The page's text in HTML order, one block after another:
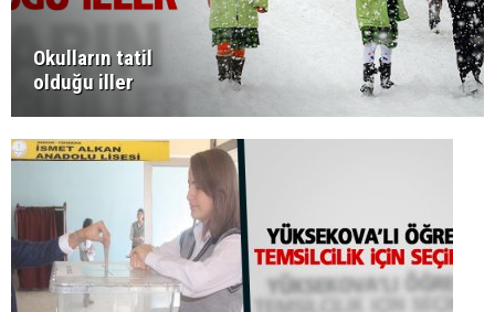
Okulların tatil
olduğu iller